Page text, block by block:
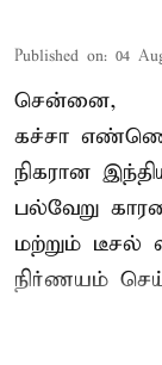
Published on: 04
சென்னை,
கச்சா
நிகரான
பல்வேறு
மற்றும் டீசல்
நிர்ணயம்